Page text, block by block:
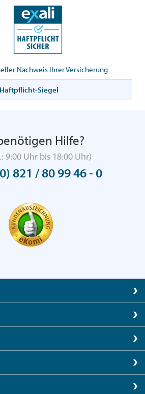
Nachweis Ihrer Versicherung
Siegel
Hilfe?
9:00 Uhr bis 18:00 Uhr)
821 / 80 99 46 - 0